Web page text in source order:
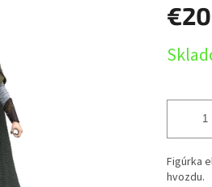
cena:
Figúrka
hvozdu.